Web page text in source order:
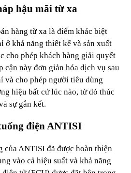
hậu mãi từ xa
hàng từ xa là điểm khác biệt
ở khả năng thiết kế và sản xuất
cho phép khách hàng giải quyết
cận này đơn giản hóa dịch vụ sau
và cho phép người tiêu dùng
hiệu bất cứ lúc nào, từ đó thúc
sự gắn kết.
điện ANTISI
của ANTISI đã được hoàn thiện
vào cả hiệu suất và khả năng